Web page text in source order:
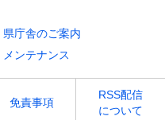
県庁舎のご案内
メンテナンス
免責事項
RSS配信
について